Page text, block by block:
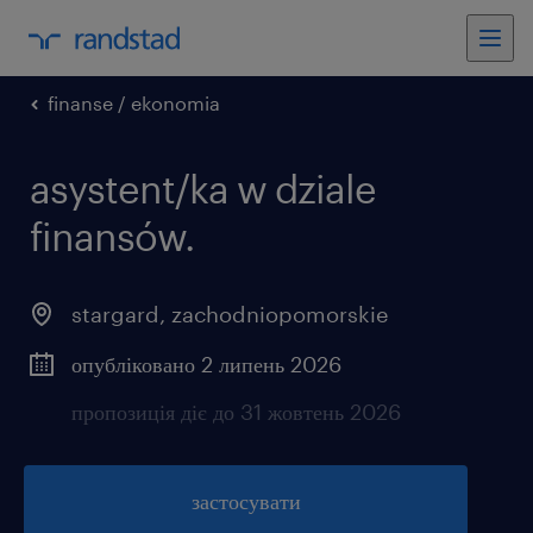
finanse / ekonomia
asystent/ka w dziale
finansów.
stargard, zachodniopomorskie
опубліковано 2 липень 2026
пропозиція діє до 31 жовтень 2026
застосувати